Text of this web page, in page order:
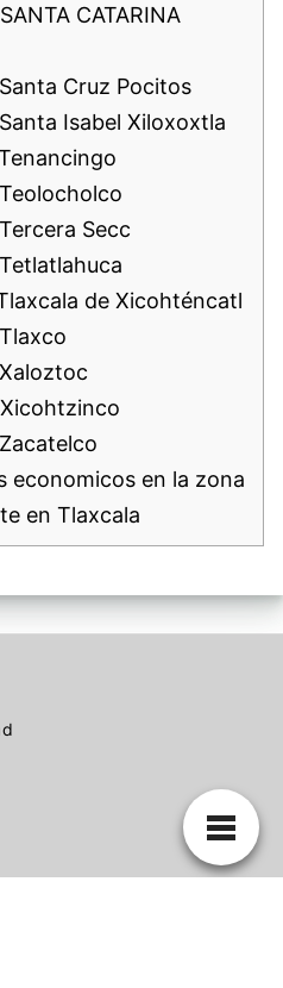
CATARINA
Cruz Pocitos
Isabel Xiloxoxtla
Secc
de Xicohténcatl
economicos en la zona
en Tlaxcala